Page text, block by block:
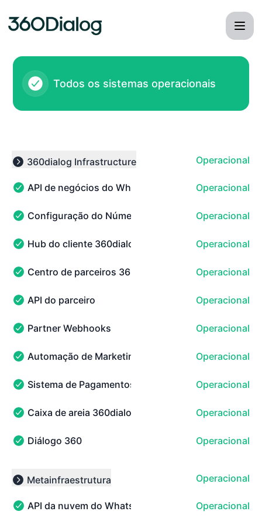
Todos os sistemas operacionais
Collapse group
360dialog Infrastructure Operacional
API de negócios do WhatsApp 360dialog - Operacional
API de negócios do WhatsApp 360dialogOperacional
Configuração do Número da API do WhatsApp
Configuração do Número da API do WhatsApp
Operacional
Hub do cliente 360dialog - Operacional
Hub do cliente 360dialog Operacional
Centro de parceiros 360dialog - Operacional
Centro de parceiros 360dialog Operacional
API do parceiro - Operacional
API do parceiro Operacional
Partner Webhooks - Operacional
Partner Webhooks Operacional
Automação de Marketing - Operacional
Automação de Marketing Operacional
Sistema de Pagamentos 360 - Operacional
Sistema de Pagamentos 360 Operacional
Caixa de areia 360dialog - Operacional
Caixa de areia 360dialog Operacional
Diálogo 360 - Operacional
Diálogo 360 Operacional
Collapse group
Metainfraestrutura Operacional
API da nuvem do WhatsApp (entrega de mensagens) -
API da nuvem do WhatsApp (entrega deOperacional